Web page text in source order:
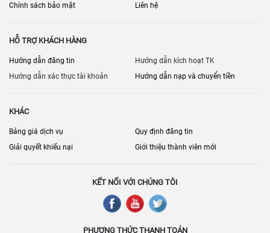
Chính sách bảo mật
Liên hệ
HỖ TRỢ KHÁCH HÀNG
Hướng dẫn đăng tin
Hướng dẫn kích hoạt TK
Hướng dẫn xác thực tài khoản
Hướng dẫn nạp và chuyển tiền
KHÁC
Bảng giá dịch vụ
Quy định đăng tin
Giải quyết khiếu nại
Giới thiệu thành viên mới
KẾT NỐI VỚI CHÚNG TÔI
PHƯƠNG THỨC THANH TOÁN